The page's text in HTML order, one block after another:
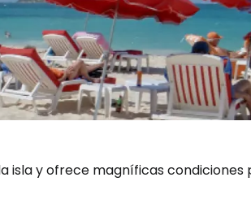
isla y ofrece magníficas condiciones